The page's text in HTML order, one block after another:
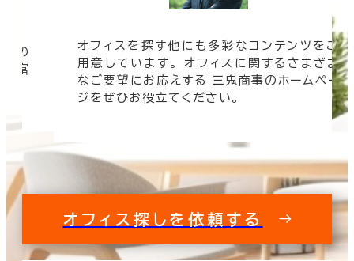
の
豊富
オフィスを探す他にも多彩なコンテンツをご
用意しています。 オフィスに関するさまざま
なご要望にお応えする 三鬼商事のホームペー
ジをぜひお役立てください。
オフィス探しを依頼する